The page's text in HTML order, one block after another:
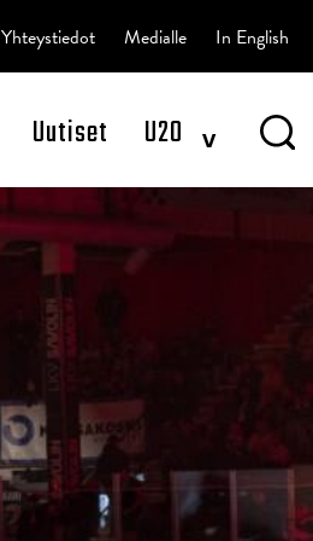
Uutiset U20 ^
Yhteystiedot Medialle In English